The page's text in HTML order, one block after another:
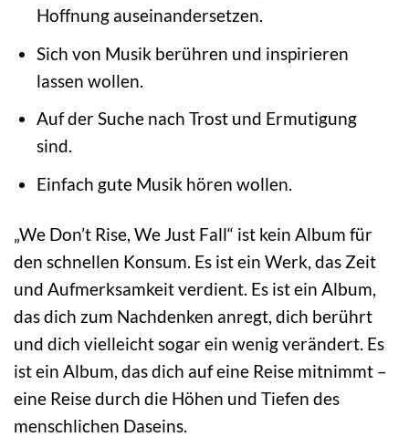
Hoffnung auseinandersetzen.
Sich von Musik berühren und inspirieren
lassen wollen.
Auf der Suche nach Trost und Ermutigung
sind.
Einfach gute Musik hören wollen.
„We Don’t Rise, We Just Fall“ ist kein Album für
den schnellen Konsum. Es ist ein Werk, das Zeit
und Aufmerksamkeit verdient. Es ist ein Album,
das dich zum Nachdenken anregt, dich berührt
und dich vielleicht sogar ein wenig verändert. Es
ist ein Album, das dich auf eine Reise mitnimmt –
eine Reise durch die Höhen und Tiefen des
menschlichen Daseins.